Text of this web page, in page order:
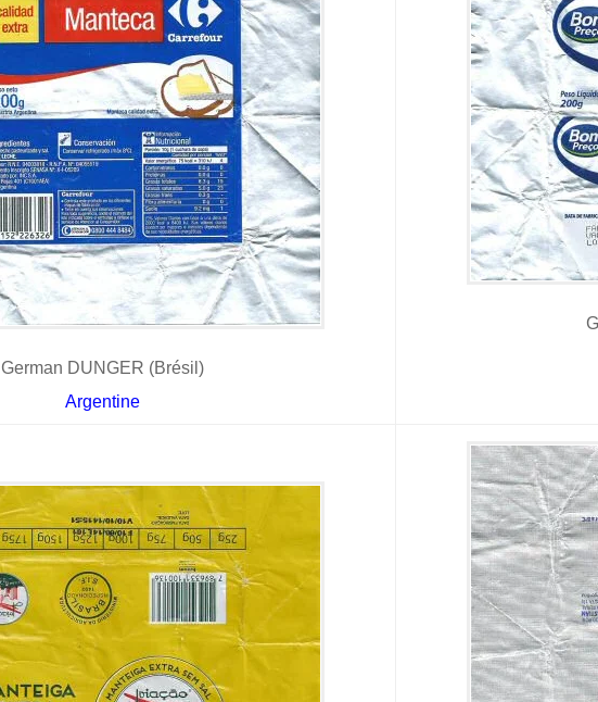
German DUNGER (Brésil)
Argentine